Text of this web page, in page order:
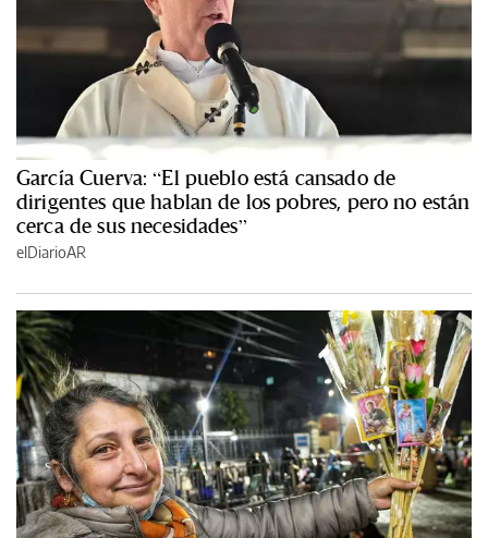
García Cuerva: “El pueblo está cansado de
dirigentes que hablan de los pobres, pero no están
cerca de sus necesidades”
elDiarioAR